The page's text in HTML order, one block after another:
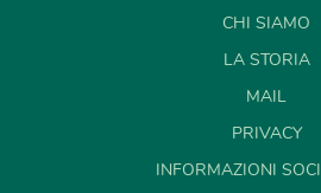
CHI SIAMO
LA STORIA
MAIL
PRIVACY
INFORMAZIONI